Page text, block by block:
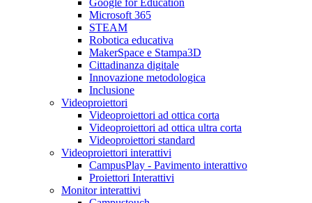
Microsoft 365
STEAM
Robotica educativa
MakerSpace e Stampa3D
Cittadinanza digitale
Innovazione metodologica
Inclusione
Videoproiettori
Videoproiettori ad ottica corta
Videoproiettori ad ottica ultra corta
Videoproiettori standard
Videoproiettori interattivi
CampusPlay - Pavimento interattivo
Proiettori Interattivi
Monitor interattivi